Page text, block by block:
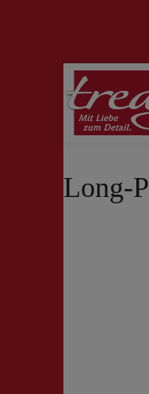
Zur Suche springen Zur
Long-